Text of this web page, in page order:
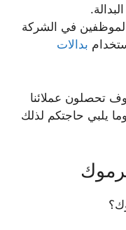
في الشركة
بدالات
تحصلون عملائنا
يلبي حاجتكم لذلك